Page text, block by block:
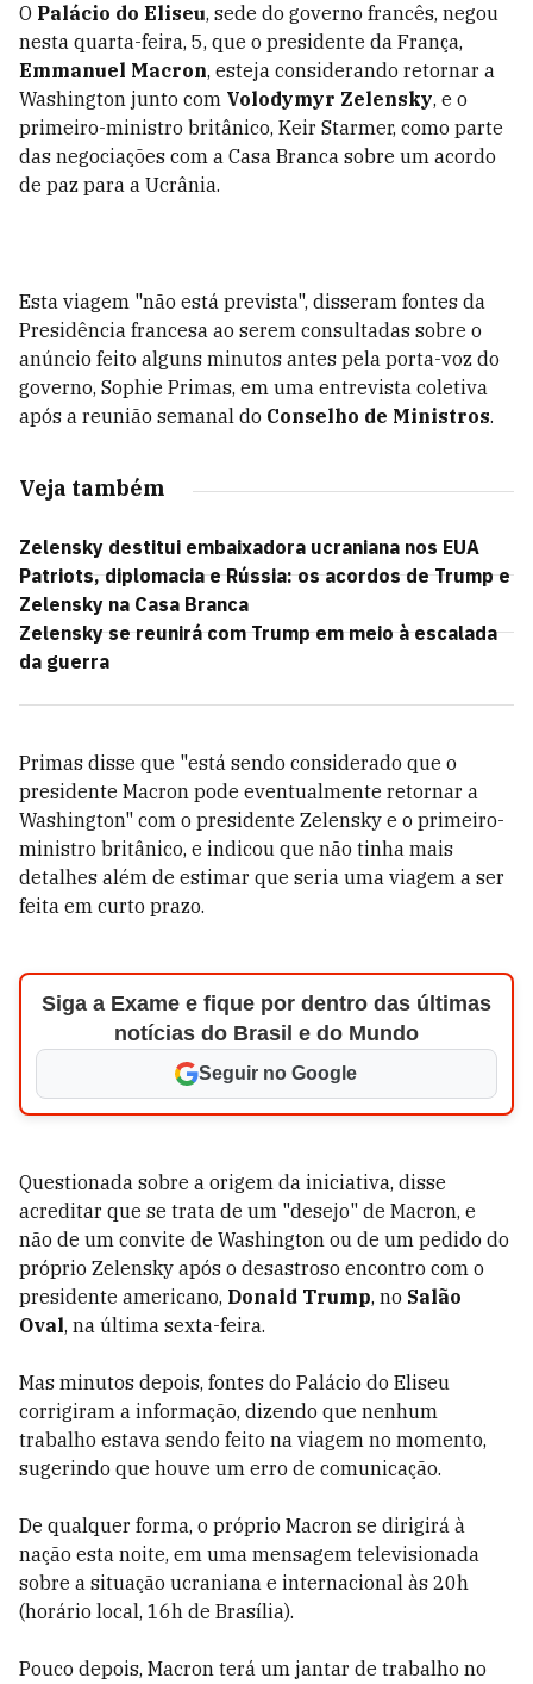
O Palácio do Eliseu, sede do governo francês, negou
nesta quarta-feira, 5, que o presidente da França,
Emmanuel Macron, esteja considerando retornar a
Washington junto com Volodymyr Zelensky, e o
primeiro-ministro britânico, Keir Starmer, como parte
das negociações com a Casa Branca sobre um acordo
de paz para a Ucrânia.
Esta viagem "não está prevista", disseram fontes da
Presidência francesa ao serem consultadas sobre o
anúncio feito alguns minutos antes pela porta-voz do
governo, Sophie Primas, em uma entrevista coletiva
após a reunião semanal do Conselho de Ministros.
Veja também
Zelensky destitui embaixadora ucraniana nos EUA
Patriots, diplomacia e Rússia: os acordos de Trump e
Zelensky na Casa Branca
Zelensky se reunirá com Trump em meio à escalada
da guerra
Primas disse que "está sendo considerado que o
presidente Macron pode eventualmente retornar a
Washington" com o presidente Zelensky e o primeiro-
ministro britânico, e indicou que não tinha mais
detalhes além de estimar que seria uma viagem a ser
feita em curto prazo.
Siga a Exame e fique por dentro das últimas
notícias do Brasil e do Mundo
Seguir no Google
Questionada sobre a origem da iniciativa, disse
acreditar que se trata de um "desejo" de Macron, e
não de um convite de Washington ou de um pedido do
próprio Zelensky após o desastroso encontro com o
presidente americano, Donald Trump, no Salão
Oval, na última sexta-feira.
Mas minutos depois, fontes do Palácio do Eliseu
corrigiram a informação, dizendo que nenhum
trabalho estava sendo feito na viagem no momento,
sugerindo que houve um erro de comunicação.
De qualquer forma, o próprio Macron se dirigirá à
nação esta noite, em uma mensagem televisionada
sobre a situação ucraniana e internacional às 20h
(horário local, 16h de Brasília).
Pouco depois, Macron terá um jantar de trabalho no